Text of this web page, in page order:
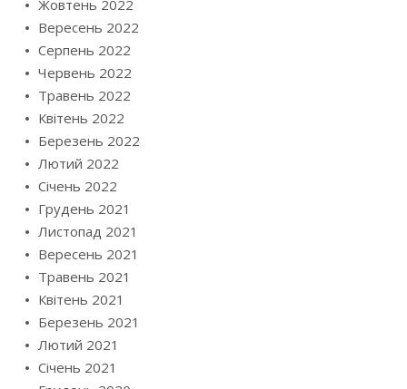
Жовтень 2022
Вересень 2022
Серпень 2022
Червень 2022
Травень 2022
Квітень 2022
Березень 2022
Лютий 2022
Січень 2022
Грудень 2021
Листопад 2021
Вересень 2021
Травень 2021
Квітень 2021
Березень 2021
Лютий 2021
Січень 2021